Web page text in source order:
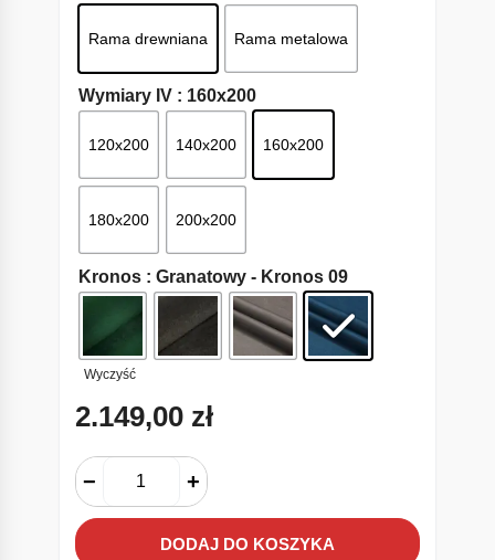
Rama drewniana Rama metalowa
Wymiary IV : 160x200
120x200 140x200 160x200
180x200 200x200
Kronos : Granatowy - Kronos 09
Wyczyść
2.149,00 zł
− +
DODAJ DO KOSZYKA